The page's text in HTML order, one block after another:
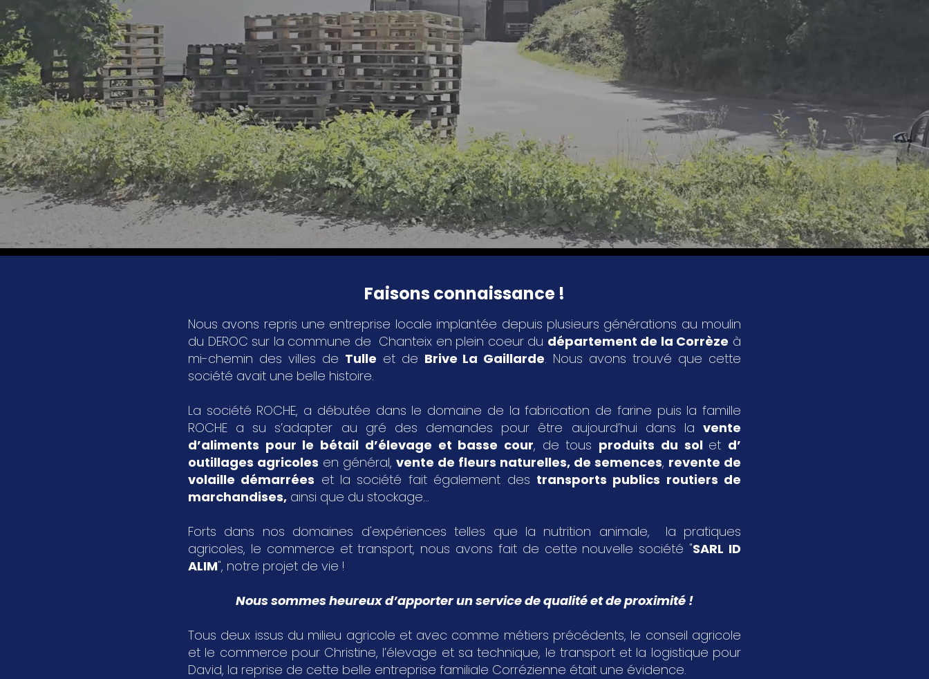
Faisons connaissance !
Nous avons repris une entreprise locale implantée depuis plusieurs générations au moulin
du DEROC sur la commune de Chanteix en plein coeur du département de la Corrèze à
mi-chemin des villes de Tulle et de Brive La Gaillarde. Nous avons trouvé que cette
société avait une belle histoire.
La société ROCHE, a débutée dans le domaine de la fabrication de farine puis la famille
ROCHE a su s’adapter au gré des demandes pour être aujourd’hui dans la vente
d’aliments pour le bétail d’élevage et basse cour, de tous produits du sol et d’
outillages agricoles en général, vente de fleurs naturelles, de semences, revente de
volaille démarrées et la société fait également des transports publics routiers de
marchandises, ainsi que du stockage...
Forts dans nos domaines d'expériences telles que la nutrition animale, la pratiques
agricoles, le commerce et transport, nous avons fait de cette nouvelle société "SARL ID
ALIM", notre projet de vie !
Nous sommes heureux d’apporter un service de qualité et de proximité !
Tous deux issus du milieu agricole et avec comme métiers précédents, le conseil agricole
et le commerce pour Christine, l’élevage et sa technique, le transport et la logistique pour
David, la reprise de cette belle entreprise familiale Corrézienne était une évidence.